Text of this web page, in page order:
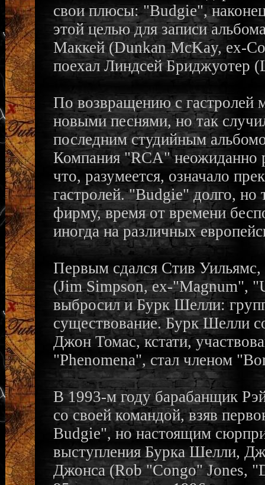
свои плюсы: "Budgie",
этой целью для записи
Маккей (Dunkan McKay, ех-
поехал Линдсей Бриджуотер
По возвращению с гастролей
новыми песнями, но так
последним студийным
Компания "RCA" неожиданно
что, разумеется, означало
гастролей. "Budgie" долго,
фирму, время от времени
иногда на различных
Первым сдался Стив
(Jim Simpson, ex-"Magnum",
выбросил и Бурк Шелли:
существование. Бурк Шелли
Джон Томас, кстати,
"Phenomena", стал членом
В 1993-м году барабанщик
со своей командой, взяв
Budgie", но настоящим
выступления Бурка Шелли,
Джонса (Rob "Congo" Jones,